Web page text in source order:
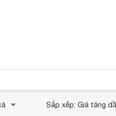
Sắp xếp: Giá tăng